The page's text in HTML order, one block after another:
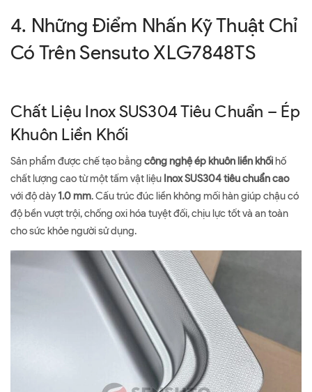
4. Những Điểm Nhấn Kỹ Thuật Chỉ
Có Trên Sensuto XLG7848TS
Chất Liệu Inox SUS304 Tiêu Chuẩn – Ép
Khuôn Liền Khối
Sản phẩm được chế tạo bằng công nghệ ép khuôn liền khốihố
chất lượng cao từ một tấm vật liệu Inox SUS304 tiêu chuẩn cao
với độ dày1.0 mm. Cấu trúc đúc liền không mối hàn giúp chậu có
độ bền vượt trội, chống oxi hóa tuyệt đối, chịu lực tốt và an toàn
cho sức khỏe người sử dụng.